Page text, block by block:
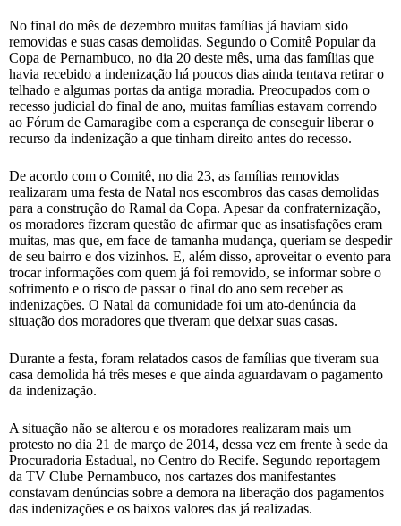
No final do mês de dezembro muitas famílias já haviam sido
removidas e suas casas demolidas. Segundo o Comitê Popular da
Copa de Pernambuco, no dia 20 deste mês, uma das famílias que
havia recebido a indenização há poucos dias ainda tentava retirar o
telhado e algumas portas da antiga moradia. Preocupados com o
recesso judicial do final de ano, muitas famílias estavam correndo
ao Fórum de Camaragibe com a esperança de conseguir liberar o
recurso da indenização a que tinham direito antes do recesso.
De acordo com o Comitê, no dia 23, as famílias removidas
realizaram uma festa de Natal nos escombros das casas demolidas
para a construção do Ramal da Copa. Apesar da confraternização,
os moradores fizeram questão de afirmar que as insatisfações eram
muitas, mas que, em face de tamanha mudança, queriam se despedir
de seu bairro e dos vizinhos. E, além disso, aproveitar o evento para
trocar informações com quem já foi removido, se informar sobre o
sofrimento e o risco de passar o final do ano sem receber as
indenizações. O Natal da comunidade foi um ato-denúncia da
situação dos moradores que tiveram que deixar suas casas.
Durante a festa, foram relatados casos de famílias que tiveram sua
casa demolida há três meses e que ainda aguardavam o pagamento
da indenização.
A situação não se alterou e os moradores realizaram mais um
protesto no dia 21 de março de 2014, dessa vez em frente à sede da
Procuradoria Estadual, no Centro do Recife. Segundo reportagem
da TV Clube Pernambuco, nos cartazes dos manifestantes
constavam denúncias sobre a demora na liberação dos pagamentos
das indenizações e os baixos valores das já realizadas.